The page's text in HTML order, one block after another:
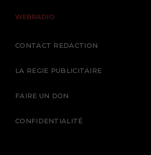
WEBRADIO
CONTACT REDACTION
LA REGIE PUBLICITAIRE
FAIRE UN DON
CONFIDENTIALITÉ